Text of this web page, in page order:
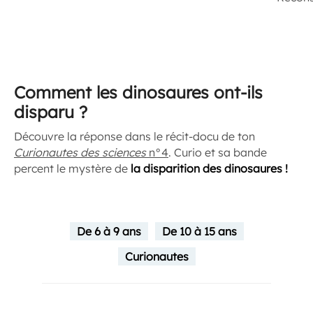
Comment les dinosaures ont-ils
disparu ?
Découvre la réponse dans le récit-docu de ton
Curionautes des sciencesn°4. Curio et sa bande
percent le mystère de la disparition des dinosaures !
De 6 à 9 ans
De 10 à 15 ans
Curionautes